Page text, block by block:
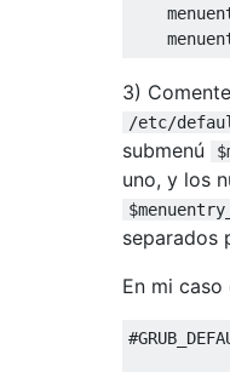
3)
/etc/
submenú
uno, y los
separados
En mi